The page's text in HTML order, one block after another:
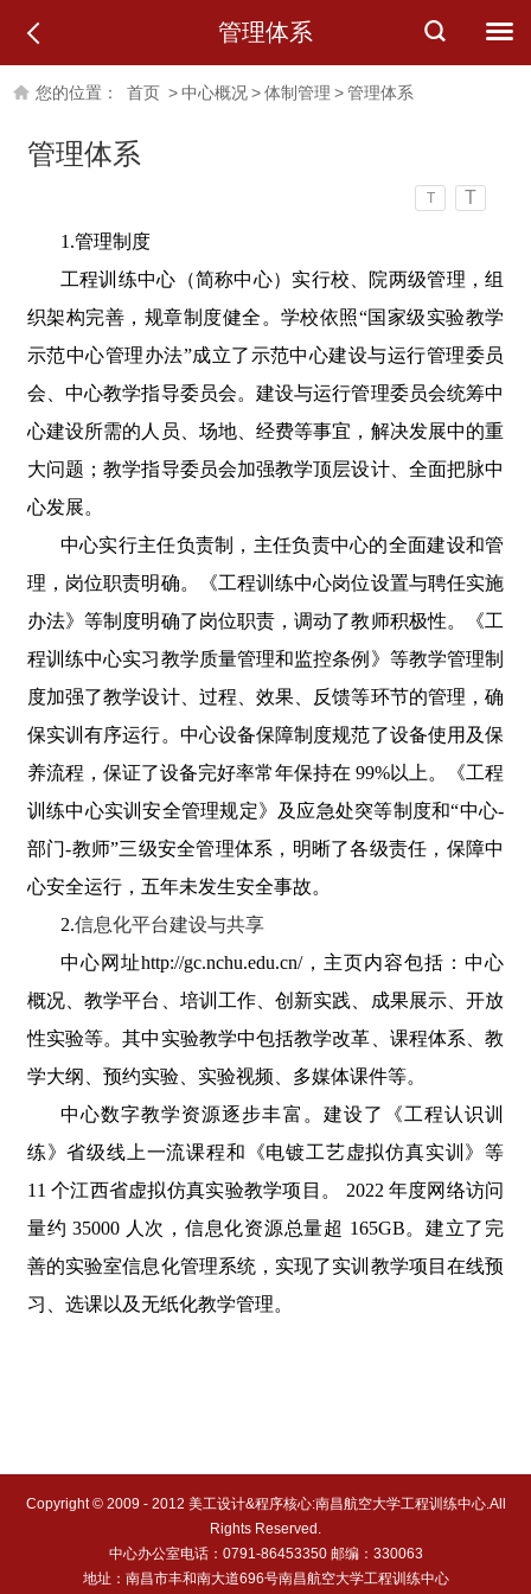
管理体系
您的位置： 首页 >中心概况>体制管理 >管理体系
管理体系
T T
1.管理制度
工程训练中心（简称中心）实行校、院两级管理，组
织架构完善，规章制度健全。学校依照“国家级实验教学
示范中心管理办法”成立了示范中心建设与运行管理委员
会、中心教学指导委员会。建设与运行管理委员会统筹中
心建设所需的人员、场地、经费等事宜，解决发展中的重
大问题；教学指导委员会加强教学顶层设计、全面把脉中
心发展。
中心实行主任负责制，主任负责中心的全面建设和管
理，岗位职责明确。《工程训练中心岗位设置与聘任实施
办法》等制度明确了岗位职责，调动了教师积极性。《工
程训练中心实习教学质量管理和监控条例》等教学管理制
度加强了教学设计、过程、效果、反馈等环节的管理，确
保实训有序运行。中心设备保障制度规范了设备使用及保
养流程，保证了设备完好率常年保持在 99%以上。《工程
训练中心实训安全管理规定》及应急处突等制度和“中心-
部门-教师”三级安全管理体系，明晰了各级责任，保障中
心安全运行，五年未发生安全事故。
2.信息化平台建设与共享
中心网址http://gc.nchu.edu.cn/，主页内容包括：中心
概况、教学平台、培训工作、创新实践、成果展示、开放
性实验等。其中实验教学中包括教学改革、课程体系、教
学大纲、预约实验、实验视频、多媒体课件等。
中心数字教学资源逐步丰富。建设了《工程认识训
练》省级线上一流课程和《电镀工艺虚拟仿真实训》等
11 个江西省虚拟仿真实验教学项目。 2022 年度网络访问
量约 35000 人次，信息化资源总量超 165GB。建立了完
善的实验室信息化管理系统，实现了实训教学项目在线预
习、选课以及无纸化教学管理。
Copyright © 2009 - 2012 美工设计&程序核心:南昌航空大学工程训练中心.All
Rights Reserved.
中心办公室电话：0791-86453350 邮编：330063
地址：南昌市丰和南大道696号南昌航空大学工程训练中心